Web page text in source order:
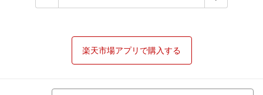
楽天市場アプリで購入する